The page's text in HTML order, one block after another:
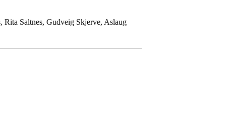
Saltnes, Gudveig Skjerve, Aslaug